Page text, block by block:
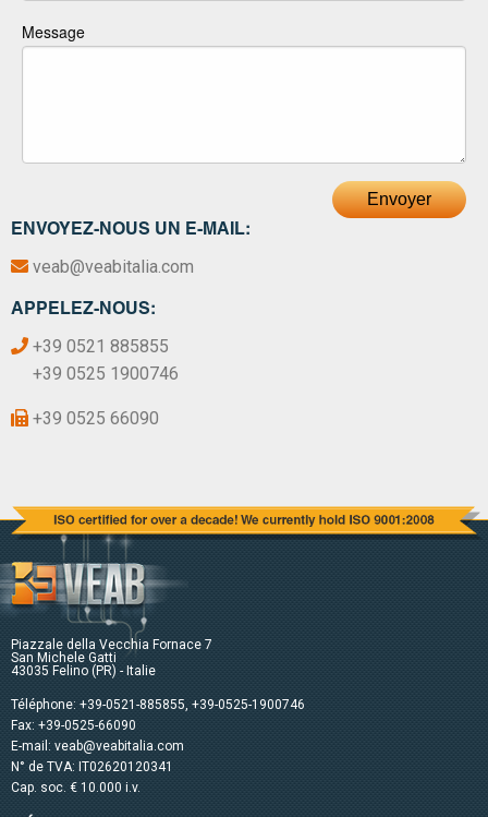
ENVOYEZ-NOUS UN E-MAIL:
veab@veabitalia.com
APPELEZ-NOUS:
+39 0521 885855
+39 0525 1900746
+39 0525 66090
Message
Envoyer
Piazzale della Vecchia Fornace 7
San Michele Gatti
43035 Felino (PR) - Italie
Téléphone: +39-0521-885855, +39-0525-1900746
Fax: +39-0525-66090
E-mail: veab@veabitalia.com
N° de TVA: IT02620120341
Cap. soc. € 10.000 i.v.